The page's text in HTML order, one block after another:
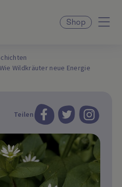
Shop
Wildkräuter neue Energie
Teilen